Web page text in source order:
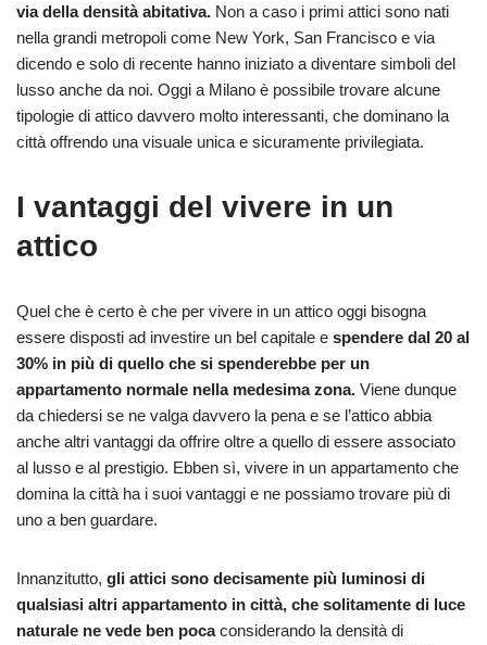
via della densità abitativa. Non a caso i primi attici sono nati
nella grandi metropoli come New York, San Francisco e via
dicendo e solo di recente hanno iniziato a diventare simboli del
lusso anche da noi. Oggi a Milano è possibile trovare alcune
tipologie di attico davvero molto interessanti, che dominano la
città offrendo una visuale unica e sicuramente privilegiata.
I vantaggi del vivere in un
attico
Quel che è certo è che per vivere in un attico oggi bisogna
essere disposti ad investire un bel capitale e spendere dal 20 al
30% in più di quello che si spenderebbe per un
appartamento normale nella medesima zona. Viene dunque
da chiedersi se ne valga davvero la pena e se l’attico abbia
anche altri vantaggi da offrire oltre a quello di essere associato
al lusso e al prestigio. Ebben sì, vivere in un appartamento che
domina la città ha i suoi vantaggi e ne possiamo trovare più di
uno a ben guardare.
Innanzitutto, gli attici sono decisamente più luminosi di
qualsiasi altri appartamento in città, che solitamente di luce
naturale ne vede ben pocaconsiderando la densità di